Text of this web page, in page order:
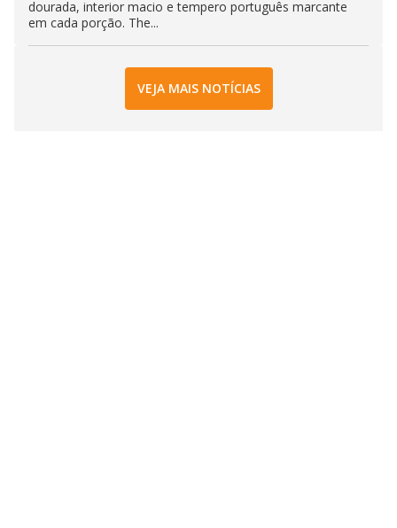
dourada, interior macio e tempero português marcante
em cada porção. The...
VEJA MAIS NOTÍCIAS